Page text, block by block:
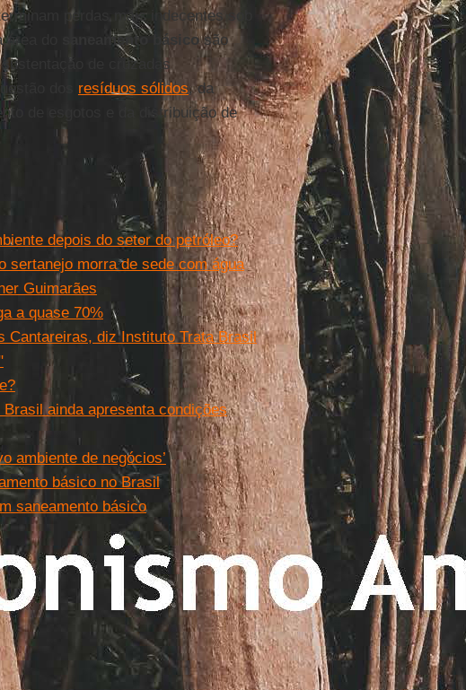
perdas mais indecentes sob
do
saneamento básicosão
de cruzadas
dos resíduos sólidos, da
de esgotos e da distribuição de
depois do setor do petróleo?
sertanejo morra de sede com água
Guimarães
a quase 70%
Cantareiras, diz Instituto Trata Brasil
ainda apresenta condições
ambiente de negócios’
básico no Brasil
saneamento básico